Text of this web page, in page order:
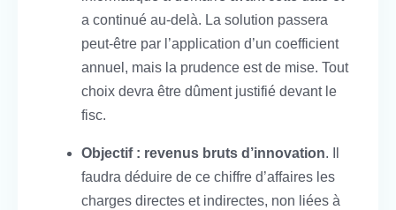
a continué au-delà. La solution passera
peut-être par l’application d’un coefficient
annuel, mais la prudence est de mise. Tout
choix devra être dûment justifié devant le
fisc.
Objectif : revenus bruts d’innovation. Il
faudra déduire de ce chiffre d’affaires les
charges directes et indirectes, non liées à